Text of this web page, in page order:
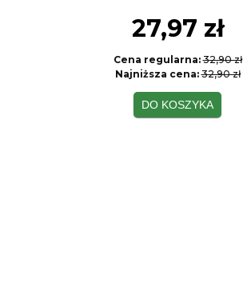
27,97 zł
Cena regularna:32,90 zł
Najniższa cena:32,90 zł
DO KOSZYKA